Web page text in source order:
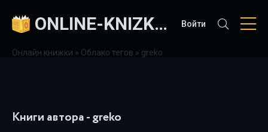
ONLINE-KNIZKI.COM Войти
Онлайн книжки » Облако тегов » greko
Книги автора - greko